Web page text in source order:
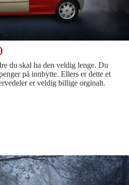
du skal ha den veldig lenge. Du
på innbytte. Ellers er dette et
er veldig billige orginalt.